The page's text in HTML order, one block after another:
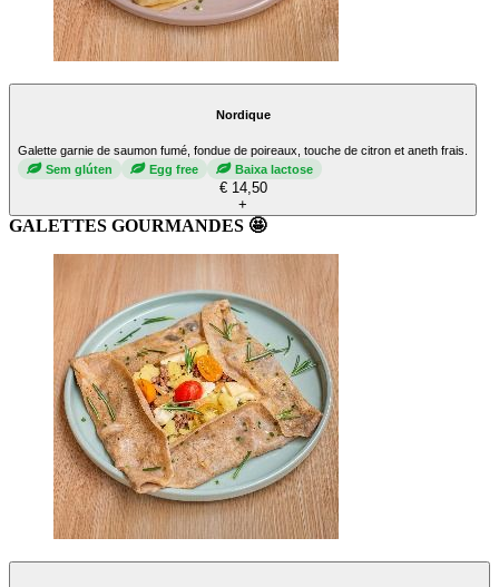
Nordique
Galette garnie de saumon fumé, fondue de poireaux, touche de citron et aneth frais.
Sem glúten
Egg free Baixa lactose
€ 14,50
+
GALETTES GOURMANDES 🤩